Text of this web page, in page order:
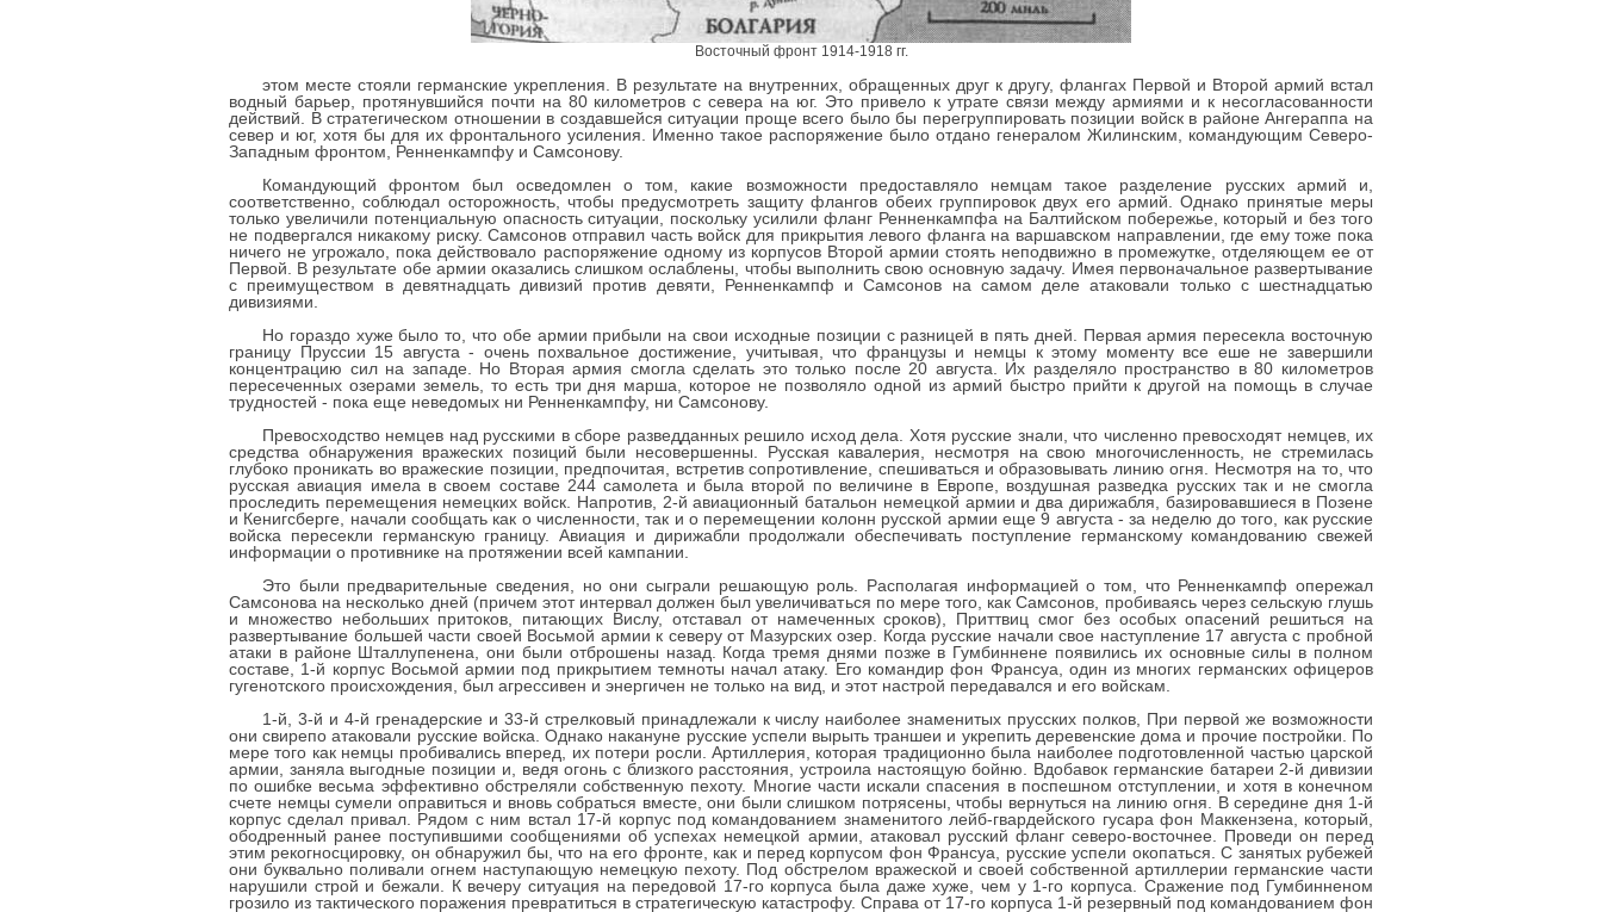
Восточный фронт 1914-1918 гг.
этом месте стояли германские укрепления. В результате на внутренних, обращенных друг к другу, флангах Первой и Второй армий встал
водный барьер, протянувшийся почти на 80 километров с севера на юг. Это привело к утрате связи между армиями и к несогласованности
действий. В стратегическом отношении в создавшейся ситуации проще всего было бы перегруппировать позиции войск в районе Ангераппа на
север и юг, хотя бы для их фронтального усиления. Именно такое распоряжение было отдано генералом Жилинским, командующим Северо-
Западным фронтом, Ренненкампфу и Самсонову.
Командующий фронтом был осведомлен о том, какие возможности предоставляло немцам такое разделение русских армий и,
соответственно, соблюдал осторожность, чтобы предусмотреть защиту флангов обеих группировок двух его армий. Однако принятые меры
только увеличили потенциальную опасность ситуации, поскольку усилили фланг Ренненкампфа на Балтийском побережье, который и без того
не подвергался никакому риску. Самсонов отправил часть войск для прикрытия левого фланга на варшавском направлении, где ему тоже пока
ничего не угрожало, пока действовало распоряжение одному из корпусов Второй армии стоять неподвижно в промежутке, отделяющем ее от
Первой. В результате обе армии оказались слишком ослаблены, чтобы выполнить свою основную задачу. Имея первоначальное развертывание
с преимуществом в девятнадцать дивизий против девяти, Ренненкампф и Самсонов на самом деле атаковали только с шестнадцатью
дивизиями.
Но гораздо хуже было то, что обе армии прибыли на свои исходные позиции с разницей в пять дней. Первая армия пересекла восточную
границу Пруссии 15 августа - очень похвальное достижение, учитывая, что французы и немцы к этому моменту все еше не завершили
концентрацию сил на западе. Но Вторая армия смогла сделать это только после 20 августа. Их разделяло пространство в 80 километров
пересеченных озерами земель, то есть три дня марша, которое не позволяло одной из армий быстро прийти к другой на помощь в случае
трудностей - пока еще неведомых ни Ренненкампфу, ни Самсонову.
Превосходство немцев над русскими в сборе разведданных решило исход дела. Хотя русские знали, что численно превосходят немцев, их
средства обнаружения вражеских позиций были несовершенны. Русская кавалерия, несмотря на свою многочисленность, не стремилась
глубоко проникать во вражеские позиции, предпочитая, встретив сопротивление, спешиваться и образовывать линию огня. Несмотря на то, что
русская авиация имела в своем составе 244 самолета и была второй по величине в Европе, воздушная разведка русских так и не смогла
проследить перемещения немецких войск. Напротив, 2-й авиационный батальон немецкой армии и два дирижабля, базировавшиеся в Позене
и Кенигсберге, начали сообщать как о численности, так и о перемещении колонн русской армии еще 9 августа - за неделю до того, как русские
войска пересекли германскую границу. Авиация и дирижабли продолжали обеспечивать поступление германскому командованию свежей
информации о противнике на протяжении всей кампании.
Это были предварительные сведения, но они сыграли решающую роль. Располагая информацией о том, что Ренненкампф опережал
Самсонова на несколько дней (причем этот интервал должен был увеличиваться по мере того, как Самсонов, пробиваясь через сельскую глушь
и множество небольших притоков, питающих Вислу, отставал от намеченных сроков), Приттвиц смог без особых опасений решиться на
развертывание большей части своей Восьмой армии к северу от Мазурских озер. Когда русские начали свое наступление 17 августа с пробной
атаки в районе Шталлупенена, они были отброшены назад. Когда тремя днями позже в Гумбиннене появились их основные силы в полном
составе, 1-й корпус Восьмой армии под прикрытием темноты начал атаку. Его командир фон Франсуа, один из многих германских офицеров
гугенотского происхождения, был агрессивен и энергичен не только на вид, и этот настрой передавался и его войскам.
1-й, 3-й и 4-й гренадерские и 33-й стрелковый принадлежали к числу наиболее знаменитых прусских полков, При первой же возможности
они свирепо атаковали русские войска. Однако накануне русские успели вырыть траншеи и укрепить деревенские дома и прочие постройки. По
мере того как немцы пробивались вперед, их потери росли. Артиллерия, которая традиционно была наиболее подготовленной частью царской
армии, заняла выгодные позиции и, ведя огонь с близкого расстояния, устроила настоящую бойню. Вдобавок германские батареи 2-й дивизии
по ошибке весьма эффективно обстреляли собственную пехоту. Многие части искали спасения в поспешном отступлении, и хотя в конечном
счете немцы сумели оправиться и вновь собраться вместе, они были слишком потрясены, чтобы вернуться на линию огня. В середине дня 1-й
корпус сделал привал. Рядом с ним встал 17-й корпус под командованием знаменитого лейб-гвардейского гусара фон Маккензена, который,
ободренный ранее поступившими сообщениями об успехах немецкой армии, атаковал русский фланг северо-восточнее. Проведи он перед
этим рекогносцировку, он обнаружил бы, что на его фронте, как и перед корпусом фон Франсуа, русские успели окопаться. С занятых рубежей
они буквально поливали огнем наступающую немецкую пехоту. Под обстрелом вражеской и своей собственной артиллерии германские части
нарушили строй и бежали. К вечеру ситуация на передовой 17-го корпуса была даже хуже, чем у 1-го корпуса. Сражение под Гумбинненом
грозило из тактического поражения превратиться в стратегическую катастрофу. Справа от 17-го корпуса 1-й резервный под командованием фон